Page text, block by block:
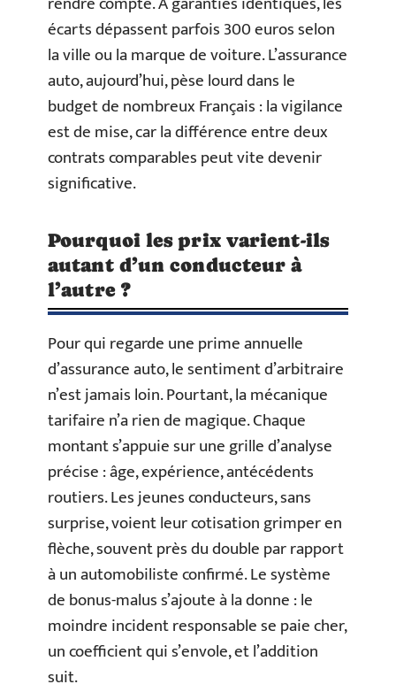
écarts dépassent parfois 300 euros selon
la ville ou la marque de voiture. L’assurance
auto, aujourd’hui, pèse lourd dans le
budget de nombreux Français : la vigilance
est de mise, car la différence entre deux
contrats comparables peut vite devenir
significative.
Pourquoi les prix varient-ils
autant d’un conducteur à
l’autre ?
Pour qui regarde une prime annuelle
d’assurance auto, le sentiment d’arbitraire
n’est jamais loin. Pourtant, la mécanique
tarifaire n’a rien de magique. Chaque
montant s’appuie sur une grille d’analyse
précise : âge, expérience, antécédents
routiers. Les jeunes conducteurs, sans
surprise, voient leur cotisation grimper en
flèche, souvent près du double par rapport
à un automobiliste confirmé. Le système
de bonus-malus s’ajoute à la donne : le
moindre incident responsable se paie cher,
un coefficient qui s’envole, et l’addition
suit.